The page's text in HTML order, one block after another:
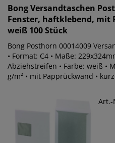
BongVersandtaschen
Fenster, haftklebend, mit
weiß 100 Stück
Bong Posthorn 00014009
• Format: C4 • Maße:
Abziehstreifen • Farbe: weiß •
g/m² • mit Papprückwand •
Art.-